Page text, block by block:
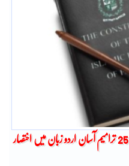
آئین پاکستان 1973 میں اب تک کی گئی 25 ترامیم آسان اردو زبان میں اختصار